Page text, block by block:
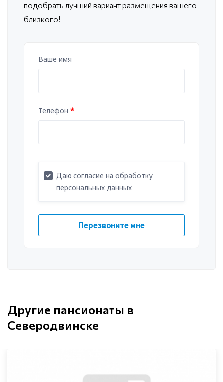
подобрать лучший вариант размещения вашего
близкого!
Другие пансионаты в
Северодвинске